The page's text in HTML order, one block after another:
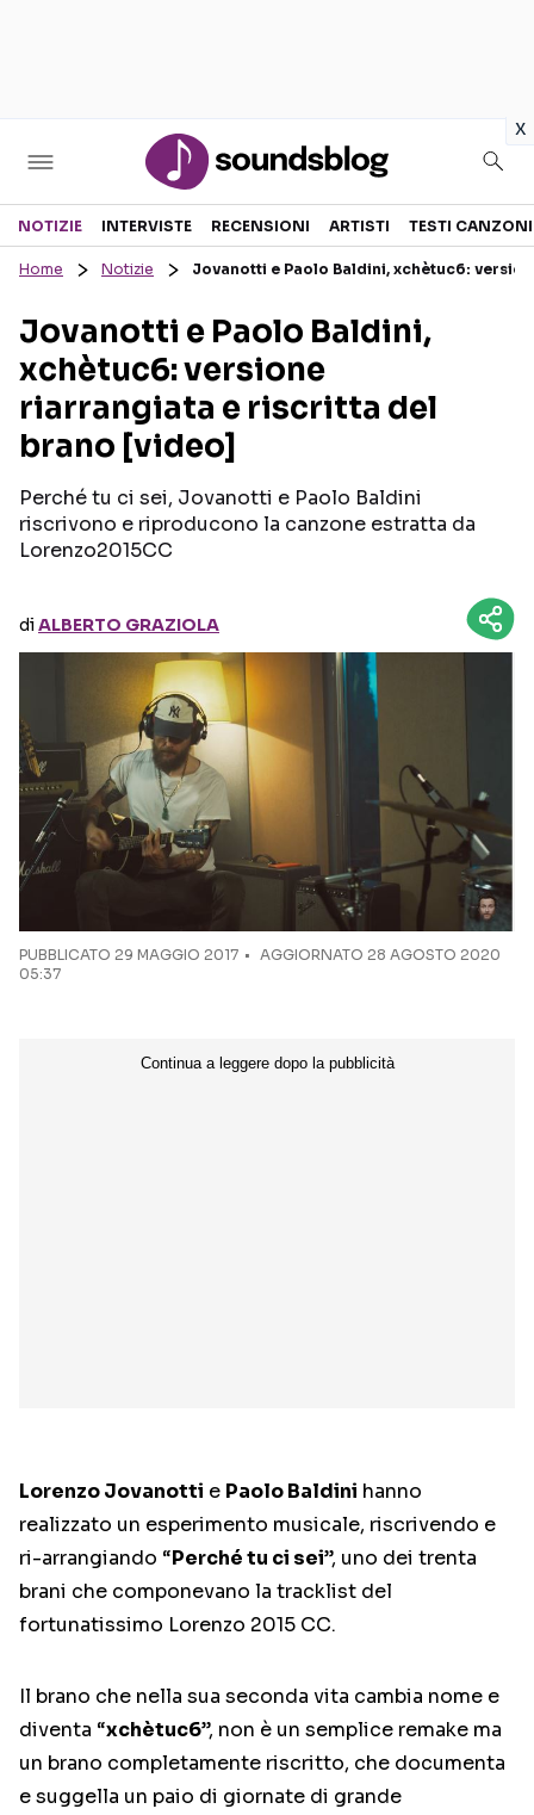
x
Sezioni
RECENSIONI MUSICALI
INTERVISTE
GOSSIP E CURIOSITÀ
TESTI CANZONI
TOUR ED EVENTI
TALENT SHOW
NOTIZIE INTERVISTE RECENSIONI ARTISTI TESTI CANZONI
Home Notizie Jovanotti e Paolo Baldini, xchètuc6:
Jovanotti e Paolo Baldini,
xchètuc6: versione
riarrangiata e riscritta del
brano [video]
Perché tu ci sei, Jovanotti e Paolo Baldini
riscrivono e riproducono la canzone estratta da
Lorenzo2015CC
diALBERTO GRAZIOLA
PUBBLICATO 29 MAGGIO 2017
AGGIORNATO 28 AGOSTO 2020
05:37
Lorenzo Jovanotti e Paolo Baldini hanno
realizzato un esperimento musicale, riscrivendo e
ri-arrangiando “Perché tu ci sei”, uno dei trenta
brani che componevano la tracklist del
fortunatissimo Lorenzo 2015 CC.
Il brano che nella sua seconda vita cambia nome e
diventa “xchètuc6”, non è un semplice remake ma
un brano completamente riscritto, che documenta
e suggella un paio di giornate di grande